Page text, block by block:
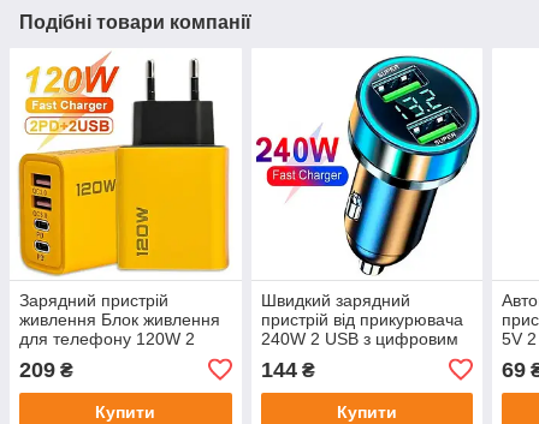
Подібні товари компанії
Зарядний пристрій
живлення Блок живлення
для телефону 120W 2
Швидка зарядка
PD+QC3.0
209 ₴
Купити
Швидкий зарядний
пристрій від прикурювача
240W 2 USB з цифровим
144₴
Купити
5V 2
69